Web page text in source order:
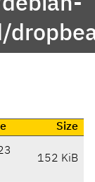
Size
152 KiB